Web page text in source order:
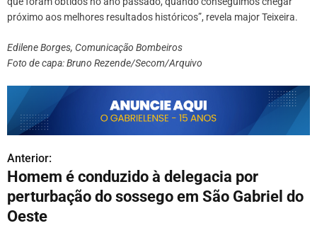
próximo aos melhores resultados históricos”, revela major Teixeira.
Edilene Borges, Comunicação Bombeiros
Foto de capa: Bruno Rezende/Secom/Arquivo
N
a
v
Anterior:
Homem é conduzido à delegacia por
perturbação do sossego em São Gabriel do
Oeste